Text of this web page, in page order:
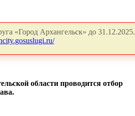
«Город Архангельск» до 31.12.2025.
области проводится отбор